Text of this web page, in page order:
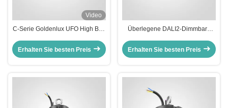
Video
C-Serie Goldenlux UFO High Bay
Led-Leuchten
Erhalten Sie besten Preis
Überlegene DALI2-Dimmbare
Erhalten Sie besten Preis